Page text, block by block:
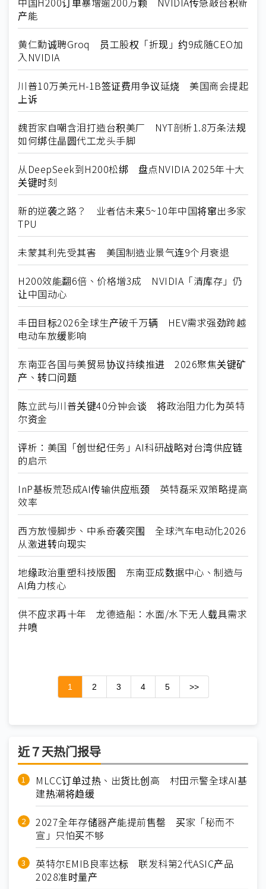
产能
黄仁勳诚聘Groq 员工股权「折现」约9成随CEO加
入NVIDIA
川普10万美元H-1B签证费用争议延烧 美国商会提起
上诉
魏哲家自嘲含泪打造台积美厂 NYT剖析1.8万条法规
如何绑住晶圆代工龙头手脚
从DeepSeek到H200松绑 盘点NVIDIA 2025年十大
关键时刻
新的逆袭之路？ 业者估未来5~10年中国将窜出多家
TPU
未蒙其利先受其害 美国制造业景气连9个月衰退
H200效能翻6倍、价格增3成 NVIDIA「清库存」仍
让中国动心
丰田目标2026全球生产破千万辆 HEV需求强劲跨越
电动车放缓影响
东南亚各国与美贸易协议持续推进 2026聚焦关键矿
产、转口问题
陈立武与川普关键40分钟会谈 将政治阻力化为英特
尔资金
评析：美国「创世纪任务」AI科研战略对台湾供应链
的启示
InP基板荒恐成AI传输供应瓶颈 英特磊采双策略提高
效率
西方放慢脚步、中系奇袭突围 全球汽车电动化2026
从激进转向现实
地缘政治重塑科技版图 东南亚成数据中心、制造与
AI角力核心
供不应求再十年 龙德造船：水面/水下无人载具需求
井喷
1 2 3 4 5 >>
近７天热门报导
MLCC订单过热、出货比创高 村田示警全球AI基
建热潮将趋缓
2027全年存储器产能提前售罄 买家「秘而不
宣」只怕买不够
英特尔EMIB良率达标 联发科第2代ASIC产品
2028准时量产